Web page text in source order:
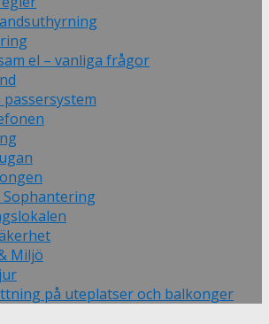
el – vanliga frågor
passersystem
Sophantering
Miljö
på uteplatser och balkonger